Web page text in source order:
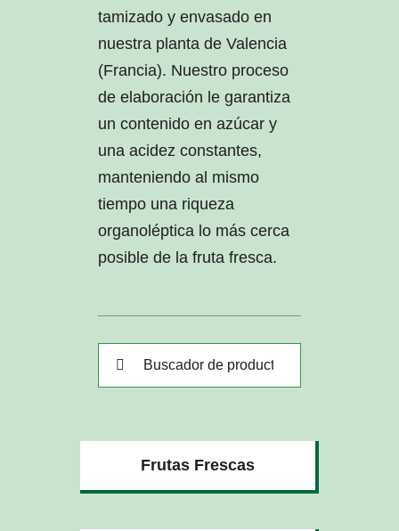
tamizado y envasado en
nuestra planta de Valencia
(Francia). Nuestro proceso
de elaboración le garantiza
un contenido en azúcar y
una acidez constantes,
manteniendo al mismo
tiempo una riqueza
organoléptica lo más cerca
posible de la fruta fresca.
Buscar:
Frutas Frescas